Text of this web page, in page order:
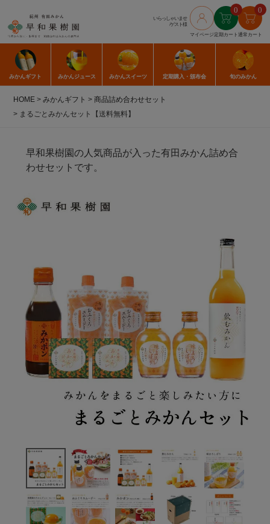
いらっしゃいませ
/ゲスト様
マイページ
0
定期カート
0
通常カート
みかんギフト みかんジュース みかんスイーツ 定期購入 ・頒布会 旬のみかん
HOME みかんギフト
商品詰め合わせセット
まるごとみかんセット【送料無料】
早和果樹園の人気商品が入った有田みかん詰め合
わせセットです。